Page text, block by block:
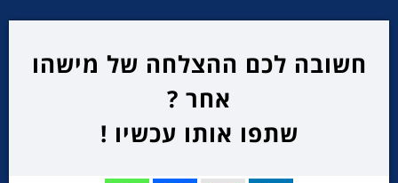
חשובה לכם ההצלחה של מישהו
אחר ?
שתפו אותו עכשיו !